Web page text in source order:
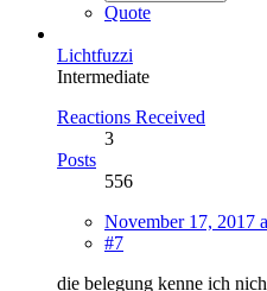
Quote
Lichtfuzzi
Intermediate
Reactions Received
3
Posts
556
November 17, 2017
#7
die belegung kenne ich